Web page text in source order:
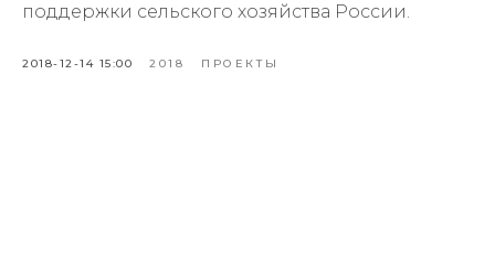
поддержки сельского хозяйства России.
2018-12-14 15:00 2018 ПРОЕКТЫ